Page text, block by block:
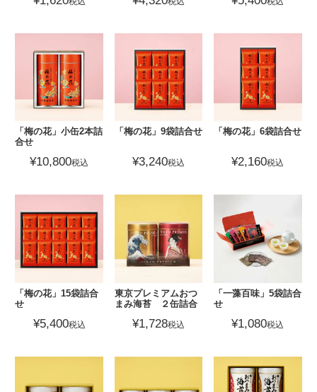
「梅の花」小缶2本詰
合せ
¥10,800税込
「梅の花」9袋詰合せ
¥3,240税込
「梅の花」6袋詰合せ
¥2,160税込
「梅の花」15袋詰合
せ
¥5,400税込
東京プレミアムおつ
まみ海苔 ２缶詰合
¥1,728税込
「一藻百味」5袋詰合
せ
¥1,080税込